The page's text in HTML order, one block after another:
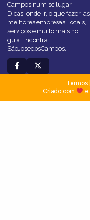
Campos num só lugar!
Dicas, onde ir, o que fazer, as
melhores empresas, locais,
serviços e muito mais no
guia Encontra
SãoJosédosCampos.
Termos|
Criado com
e